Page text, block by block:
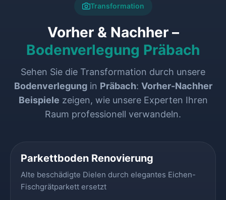
Transformation
Vorher & Nachher –
Bodenverlegung Präbach
Sehen Sie die Transformation durch unsere
Bodenverlegungin Präbach: Vorher-Nachher
Beispiele zeigen, wie unsere Experten Ihren
Raum professionell verwandeln.
Parkettboden Renovierung
Alte beschädigte Dielen durch elegantes Eichen-
Fischgrätparkett ersetzt